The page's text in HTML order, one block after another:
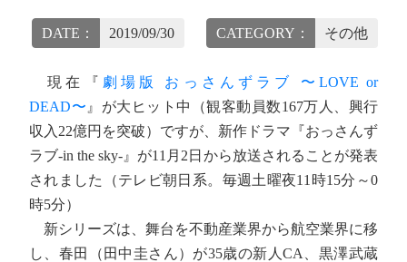
DATE： 2019/09/30 CATEGORY： その他
現在『 劇場版 おっさんずラブ 〜LOVE or
DEAD〜 』が大ヒット中（観客動員数167万人、興行
収入22億円を突破）ですが、新作ドラマ『おっさんず
ラブ-in the sky-』が11月2日から放送されることが発表
されました（テレビ朝日系。毎週土曜夜11時15分～0
時5分）
新シリーズは、舞台を不動産業界から航空業界に移
し、春田（田中圭さん）が35歳の新人CA、黒澤武蔵